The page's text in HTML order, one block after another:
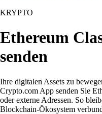
KRYPTO
Ethereum
senden
Ihre digitalen Assets zu
Crypto.com App senden Sie
oder externe Adressen. So
Blockchain-Ökosystem